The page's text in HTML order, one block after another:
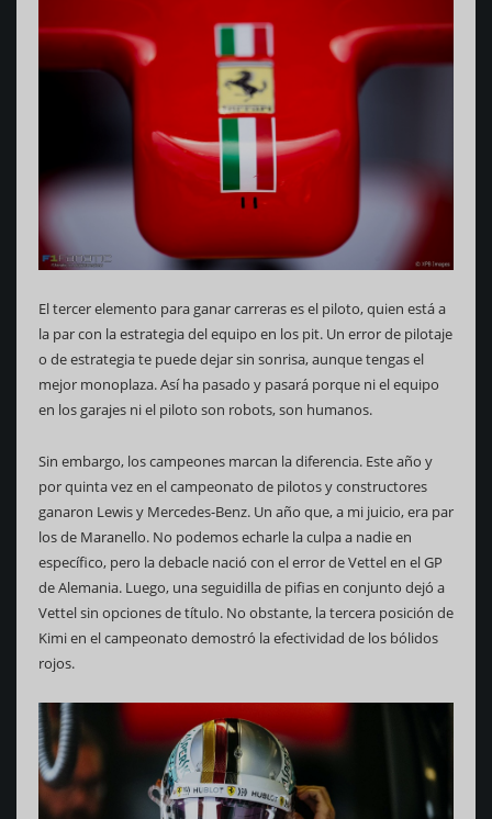
El tercer elemento para ganar carreras es el piloto, quien está a
la par con la estrategia del equipo en los pit. Un error de pilotaje
o de estrategia te puede dejar sin sonrisa, aunque tengas el
mejor monoplaza. Así ha pasado y pasará porque ni el equipo
en los garajes ni el piloto son robots, son humanos.
Sin embargo, los campeones marcan la diferencia. Este año y
por quinta vez en el campeonato de pilotos y constructores
ganaron Lewis y Mercedes-Benz. Un año que, a mi juicio, era par
los de Maranello. No podemos echarle la culpa a nadie en
específico, pero la debacle nació con el error de Vettel en el GP
de Alemania. Luego, una seguidilla de pifias en conjunto dejó a
Vettel sin opciones de título. No obstante, la tercera posición de
Kimi en el campeonato demostró la efectividad de los bólidos
rojos.